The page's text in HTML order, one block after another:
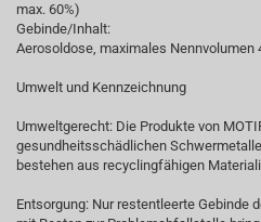
max. 60%)
Gebinde/Inhalt:
Aerosoldose, maximales Nennvolumen
Umwelt und Kennzeichnung
Umweltgerecht: Die Produkte von
gesundheitsschädlichen
bestehen aus recyclingfähigen
Entsorgung: Nur restentleerte Gebinde